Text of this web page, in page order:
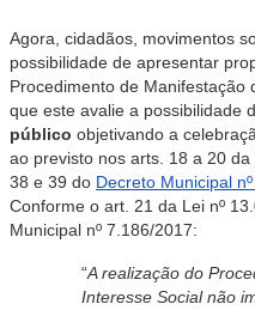
Agora, cidadãos, movimentos
possibilidade de apresentar
Procedimento de Manifestação
que este avalie a possibilidade
público objetivando a
ao previsto nos arts. 18 a 20 da
38 e 39 do Decreto Municipal
Conforme o art. 21 da Lei nº
Municipal nº 7.186/2017:
“A realização do
Interesse Social não